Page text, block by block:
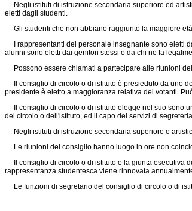
Negli istituti di istruzione secondaria superiore ed
eletti dagli studenti.
Gli studenti che non abbiano raggiunto la maggiore
I rappresentanti del personale insegnante sono eletti
alunni sono eletti dai genitori stessi o da chi ne fa
Possono essere chiamati a partecipare alle riunioni
Il consiglio di circolo o di istituto è presieduto da uno
presidente è eletto a maggioranza relativa dei votanti.
Il consiglio di circolo o di istituto elegge nel suo seno
del circolo o dell'istituto, ed il capo dei servizi di
Negli istituti di istruzione secondaria superiore e
Le riunioni del consiglio hanno luogo in ore non
Il consiglio di circolo o di istituto e la giunta esecutiva
rappresentanza studentesca viene rinnovata
Le funzioni di segretario del consiglio di circolo o di